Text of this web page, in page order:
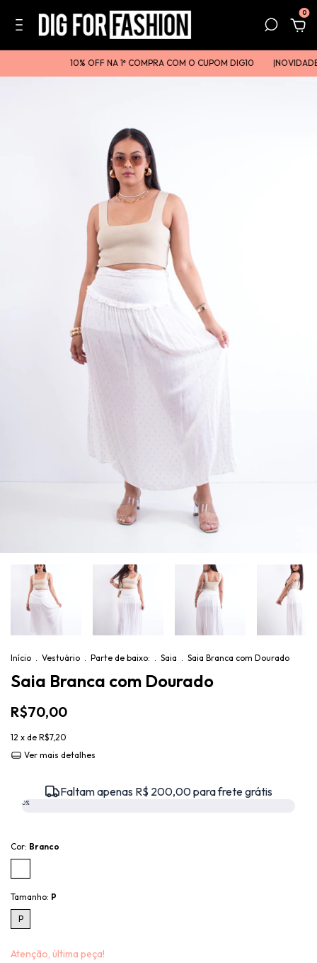
0
10% OFF NA 1ª COMPRA COM O CUPOM DIG10 |ㅤㅤNOVIDADE
Início . Vestuário . Parte de baixo: . Saia . Saia Branca com Dourado
Saia Branca com Dourado
R$70,00
12 x de R$7,20
Ver mais detalhes
Faltam apenas R$ 200,00 para frete grátis
0%
Cor: Branco
Tamanho: P
P
Atenção, última peça!